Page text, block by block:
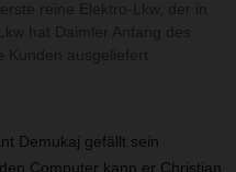
Demukaj gefällt sein
Computer kann er Christian